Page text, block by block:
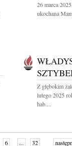
26 marca
ukochana
Z głębokim
lutego 2025
hab....
6 ... 32